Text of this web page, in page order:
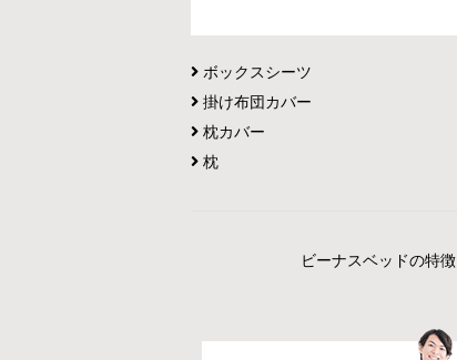
ボックスシーツ
掛け布団カバー
枕カバー
枕
ビーナスベッドの特徴